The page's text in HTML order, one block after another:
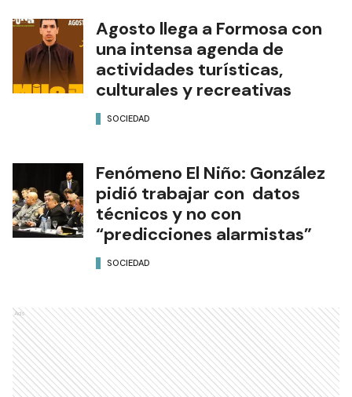
Agosto llega a Formosa con
una intensa agenda de
actividades turísticas,
culturales y recreativas
SOCIEDAD
Fenómeno El Niño: González
pidió trabajar con datos
técnicos y no con
“predicciones alarmistas”
SOCIEDAD
Ads